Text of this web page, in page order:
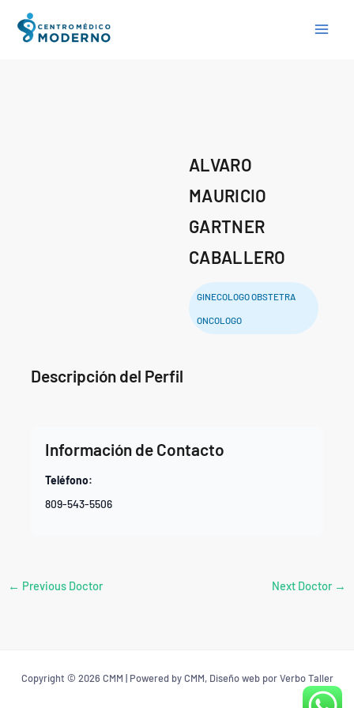
ALVARO
MAURICIO
GARTNER
CABALLERO
GINECOLOGO OBSTETRA
ONCOLOGO
Información de Contacto
Teléfono:
809-543-5506
Descripción del Perfil
← Previous Doctor Next Doctor →
Copyright © 2026 CMM | Powered by CMM, Diseño web por Verbo Taller